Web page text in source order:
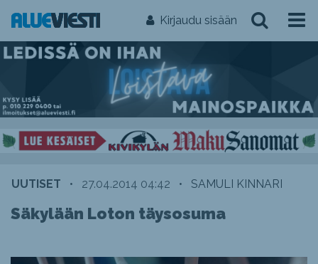
Kirjaudu sisään
UUTISET • 27.04.2014 04:42 • SAMULI KINNARI
Säkylään Loton täysosuma